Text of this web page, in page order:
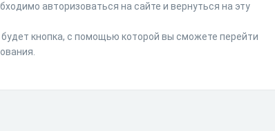
авторизоваться на сайте и вернуться на эту
будет кнопка, с помощью которой вы сможете перейти